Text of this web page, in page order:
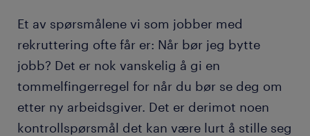
Et av spørsmålene vi som jobber med
rekruttering ofte får er: Når bør jeg bytte
jobb? Det er nok vanskelig å gi en
tommelfingerregel for når du bør se deg om
etter ny arbeidsgiver. Det er derimot noen
kontrollspørsmål det kan være lurt å stille seg